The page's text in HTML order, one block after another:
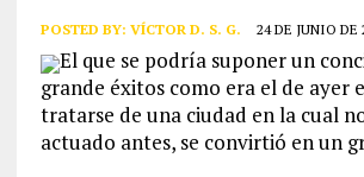
POSTED BY: VÍCTOR D. S. G. 24 DE JUNIO DE
El que se podría suponer un
grande éxitos como era el de ayer
tratarse de una ciudad en la cual
actuado antes, se convirtió en un